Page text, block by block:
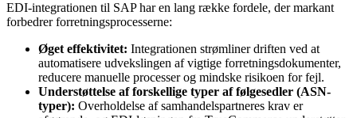
EDI-integrationen til SAP har en lang række fordele, der markant
forbedrer forretningsprocesserne:
Øget effektivitet: Integrationen strømliner driften ved at
automatisere udvekslingen af vigtige forretningsdokumenter,
reducere manuelle processer og mindske risikoen for fejl.
Understøttelse af forskellige typer af følgesedler (ASN-
typer): Overholdelse af samhandelspartneres krav er